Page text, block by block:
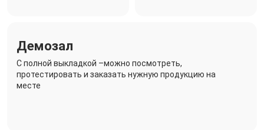
Демозал
C полной выкладкой –можно посмотреть,
протестировать и заказать нужную продукцию на
месте